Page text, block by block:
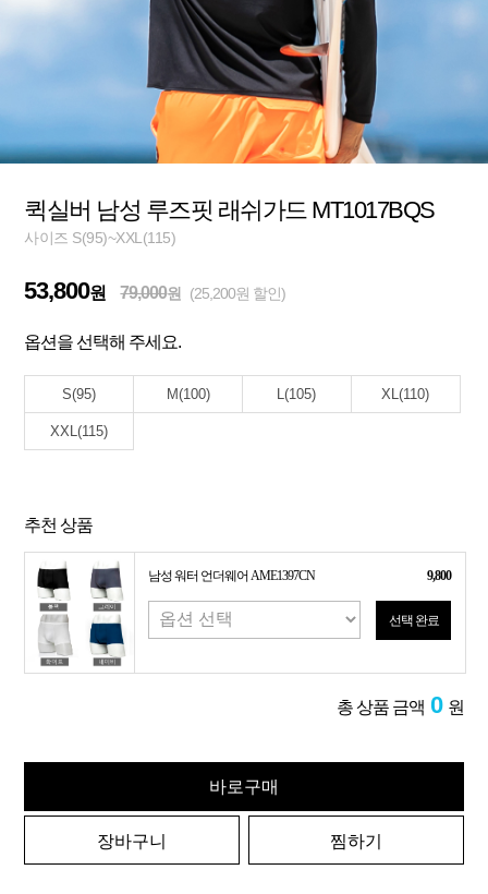
퀵실버 남성 루즈핏 래쉬가드 MT1017BQS
사이즈 S(95)~XXL(115)
53,800원 79,000원 (25,200원 할인)
옵션을 선택해 주세요.
S(95) M(100) L(105) XL(110)
XXL(115)
추천 상품
남성 워터 언더웨어 AME1397CN 9,800
선택 완료
총 상품 금액 0 원
바로구매
장바구니 찜하기